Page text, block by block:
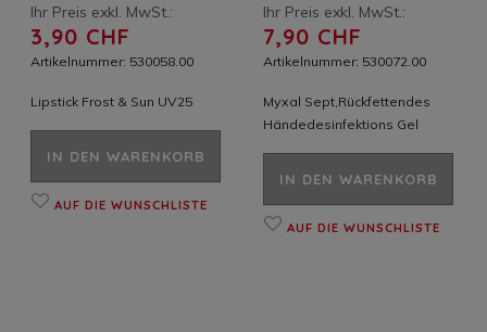
Ihr Preis exkl. MwSt.:
3,90 CHF
Artikelnummer: 530058.00
Lipstick Frost & Sun UV25
IN DEN WARENKORB
AUF DIE WUNSCHLISTE
Ihr Preis exkl. MwSt.:
7,90 CHF
Artikelnummer: 530072.00
Myxal Sept,Rückfettendes
Händedesinfektions Gel
IN DEN WARENKORB
AUF DIE WUNSCHLISTE